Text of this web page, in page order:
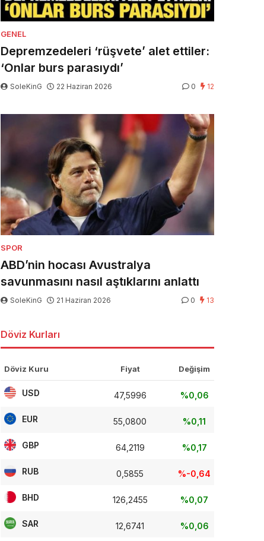
GENEL
Depremzedeleri ‘rüşvete’ alet ettiler:
‘Onlar burs parasıydı’
SoleKinG 22 Haziran 2026 0 12
SPOR
ABD’nin hocası Avustralya
savunmasını nasıl aştıklarını anlattı
SoleKinG 21 Haziran 2026 0 13
Döviz Kurları
Döviz Kuru Fiyat Değişim
USD 47,5996 %0,06
EUR 55,0800 %0,11
GBP 64,2119 %0,17
RUB 0,5855 %-0,64
BHD 126,2455 %0,07
SAR 12,6741 %0,06